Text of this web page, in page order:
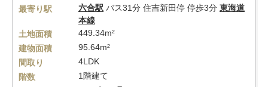
最寄り駅
六合駅 バス31分 住吉新田停 停歩3分 東海道
本線
土地面積
449.34m²
建物面積
95.64m²
間取り
4LDK
階数
1階建て